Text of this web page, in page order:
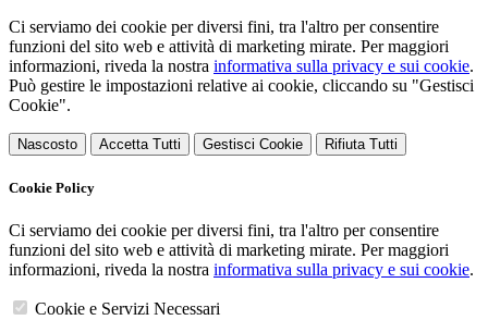
Ci serviamo dei cookie per diversi fini, tra l'altro per consentire
funzioni del sito web e attività di marketing mirate. Per maggiori
informazioni, riveda la nostra informativa sulla privacy e sui cookie.
Può gestire le impostazioni relative ai cookie, cliccando su "Gestisci
Cookie".
Nascosto Accetta Tutti Gestisci Cookie Rifiuta Tutti
Cookie Policy
Ci serviamo dei cookie per diversi fini, tra l'altro per consentire
funzioni del sito web e attività di marketing mirate. Per maggiori
informazioni, riveda la nostra informativa sulla privacy e sui cookie.
Cookie e Servizi Necessari